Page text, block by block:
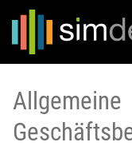
Allgemeine